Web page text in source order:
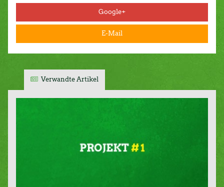
Google+
E-Mail
Verwandte Artikel